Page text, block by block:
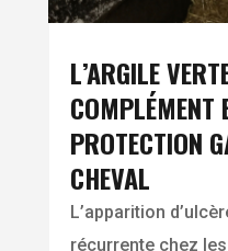
L’ARGILE
COMPLÉMENT
PROTECTION
CHEVAL
L’apparition
récurrente chez